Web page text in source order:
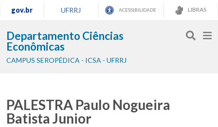
gov.br UFRRJ ACESSIBILIDADE LIBRAS
Departamento Ciências
Econômicas
CAMPUS SEROPÉDICA - ICSA - UFRRJ
PALESTRA Paulo Nogueira
Batista Junior